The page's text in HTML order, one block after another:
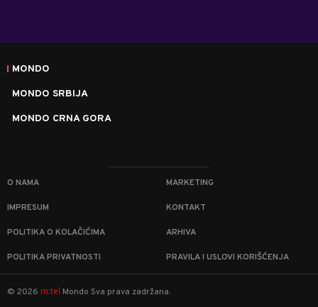
MONDO
MONDO SRBIJA
MONDO CRNA GORA
O NAMA MARKETING
IMPRESUM KONTAKT
POLITIKA O KOLAČIĆIMA ARHIVA
POLITIKA PRIVATNOSTI PRAVILA I USLOVI KORIŠĆENJA
© 2026 m:tel Mondo Sva prava zadržana.